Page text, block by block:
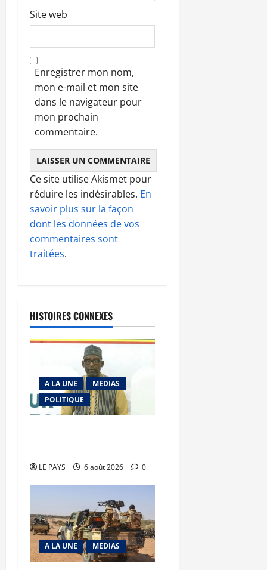
Site web
Enregistrer mon nom,
mon e-mail et mon site
dans le navigateur pour
mon prochain
commentaire.
Ce site utilise Akismet pour
réduire les indésirables. En
savoir plus sur la façon
dont les données de vos
commentaires sont
traitées.
HISTOIRES CONNEXES
A LA UNE
MEDIAS
POLITIQUE
LE PAYS 6 août 2026 0
A LA UNE MEDIAS